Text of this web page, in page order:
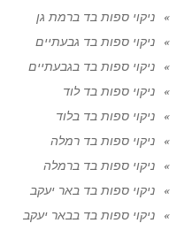
ניקוי ספות בד ברמת גן
ניקוי ספות בד גבעתיים
ניקוי ספות בד בגבעתיים
ניקוי ספות בד לוד
ניקוי ספות בד בלוד
ניקוי ספות בד רמלה
ניקוי ספות בד ברמלה
ניקוי ספות בד באר יעקב
ניקוי ספות בד בבאר יעקב